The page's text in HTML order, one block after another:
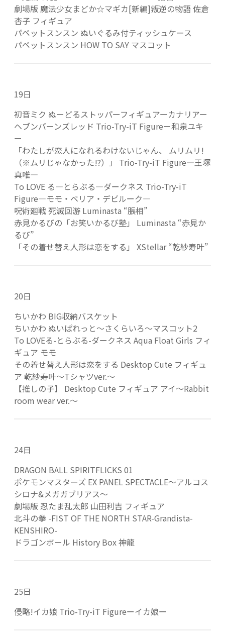
劇場版 魔法少女まどか☆マギカ[新編]叛逆の物語 佐倉
杏子 フィギュア
パペットスンスン ぬいぐるみ付ティッシュケース
パペットスンスン HOW TO SAY マスコット
19日
初音ミク ぬーどるストッパーフィギュアーカナリアー
ヘブンバーンズレッド Trio-Try-iT Figureー和泉ユキ
ー
「わたしが恋人になれるわけないじゃん、 ムリムリ!
（※ムリじゃなかった!?）」 Trio-Try-iT Figure―王塚
真唯―
To LOVE る―とらぶる―ダークネス Trio-Try-iT
Figure―モモ・ベリア・デビルーク―
呪術廻戦 死滅回游 Luminasta “脹相”
赤見かるびの「お笑いかるび塾」 Luminasta “赤見か
るび”
「その着せ替え人形は恋をする」 XStellar “乾紗寿叶”
20日
ちいかわ BIG収納バスケット
ちいかわ ぬいぱれっと～さくらいろ～マスコット2
To LOVEる-とらぶる-ダークネス Aqua Float Girls フィ
ギュア モモ
その着せ替え人形は恋をする Desktop Cute フィギュ
ア 乾紗寿叶～Tシャツver.～
【推しの子】 Desktop Cute フィギュア アイ～Rabbit
room wear ver.～
24日
DRAGON BALL SPIRITFLICKS 01
ポケモンマスターズ EX PANEL SPECTACLE～アルコス
シロナ&メガガブリアス～
劇場版 忍たま乱太郎 山田利吉 フィギュア
北斗の拳 -FIST OF THE NORTH STAR-Grandista-
KENSHIRO-
ドラゴンボール History Box 神龍
25日
侵略!イカ娘 Trio-Try-iT Figureーイカ娘ー